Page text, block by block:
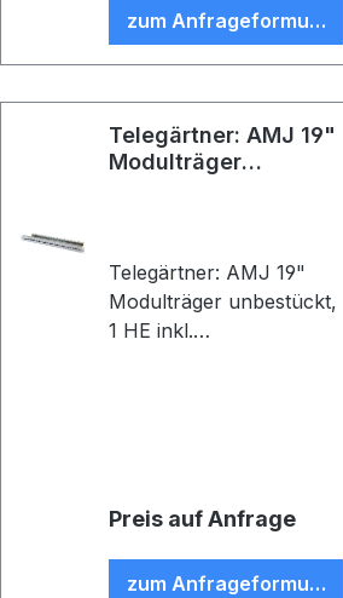
zum Anfrageformular
Telegärtner: AMJ 19"
Modulträger
Telegärtner: AMJ 19"
Modulträger unbestückt,
1 HE inkl.
Preis auf Anfrage
zum Anfrageformular